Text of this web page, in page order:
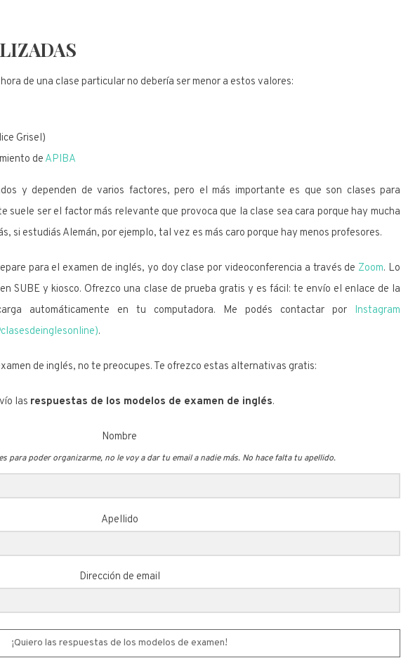
de una clase particular no debería ser menor a estos valores:
Grisel)
de APIBA
y dependen de varios factores, pero el más importante es que son clases para
suele ser el factor más relevante que provoca que la clase sea cara porque hay mucha
si estudiás Alemán, por ejemplo, tal vez es más caro porque hay menos profesores.
para el examen de inglés, yo doy clase por videoconferencia a través de Zoom. Lo
SUBE y kiosco. Ofrezco una clase de prueba gratis y es fácil: te envío el enlace de la
automáticamente en tu computadora. Me podés contactar por Instagram
.
de inglés, no te preocupes. Te ofrezco estas alternativas gratis:
las respuestas de los modelos de examen de inglés.
Nombre
para poder organizarme, no le voy a dar tu email a nadie más. No hace falta tu apellido.
Apellido
Dirección de email
¡Quiero las respuestas de los modelos de examen!